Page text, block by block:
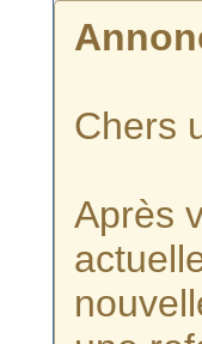
Chers
Après